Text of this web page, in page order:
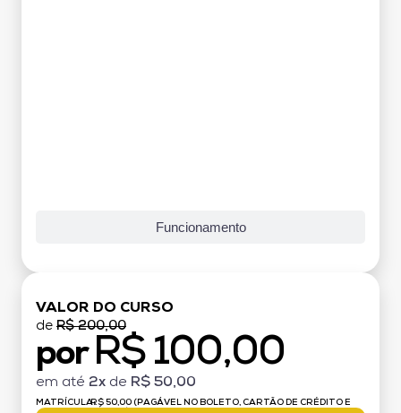
Funcionamento
VALOR DO CURSO
de R$ 200,00
por R$ 100,00
em até 2x de R$ 50,00
MATRÍCULA:R$ 50,00 (PAGÁVEL NO BOLETO, CARTÃO DE CRÉDITO E